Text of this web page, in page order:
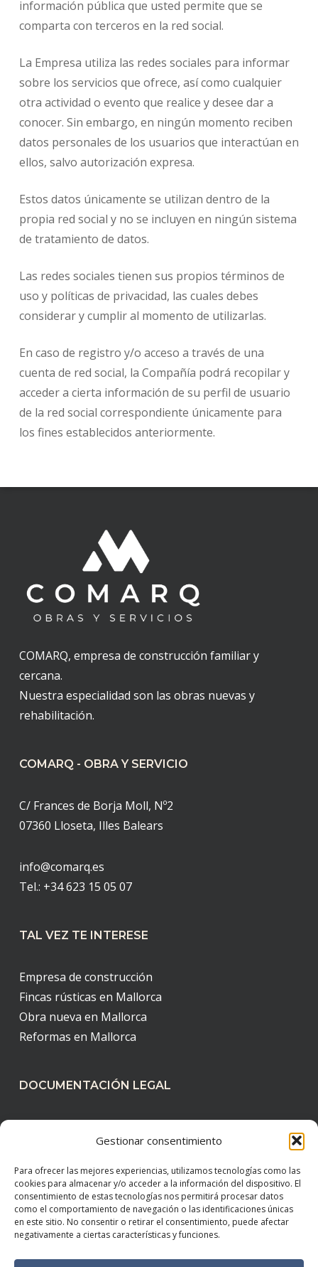
Gestionar consentimiento
Para ofrecer las mejores experiencias, utilizamos tecnologías como las
cookies para almacenar y/o acceder a la información del dispositivo. El
consentimiento de estas tecnologías nos permitirá procesar datos
como el comportamiento de navegación o las identificaciones únicas
en este sitio. No consentir o retirar el consentimiento, puede afectar
negativamente a ciertas características y funciones.
información pública que usted permite que se
comparta con terceros en la red social.
La Empresa utiliza las redes sociales para informar
sobre los servicios que ofrece, así como cualquier
otra actividad o evento que realice y desee dar a
conocer. Sin embargo, en ningún momento reciben
datos personales de los usuarios que interactúan en
ellos, salvo autorización expresa.
Estos datos únicamente se utilizan dentro de la
propia red social y no se incluyen en ningún sistema
de tratamiento de datos.
Las redes sociales tienen sus propios términos de
uso y políticas de privacidad, las cuales debes
considerar y cumplir al momento de utilizarlas.
En caso de registro y/o acceso a través de una
cuenta de red social, la Compañía podrá recopilar y
acceder a cierta información de su perfil de usuario
de la red social correspondiente únicamente para
los fines establecidos anteriormente.
COMARQ, empresa de construcción familiar y
cercana.
Nuestra especialidad son las obras nuevas y
rehabilitación.
COMARQ - OBRA Y SERVICIO
C/ Frances de Borja Moll, Nº2
07360 Lloseta, Illes Balears
info@comarq.es
Tel.: +34 623 15 05 07
TAL VEZ TE INTERESE
Empresa de construcción
Fincas rústicas en Mallorca
Obra nueva en Mallorca
Reformas en Mallorca
DOCUMENTACIÓN LEGAL
Política de cookies
Política de privacidad